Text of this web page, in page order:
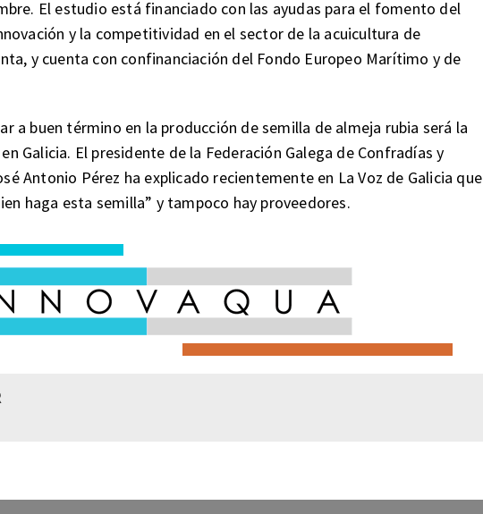
El estudio está financiado con las ayudas para el fomento del
y la competitividad en el sector de la acuicultura de
y cuenta con confinanciación del Fondo Europeo Marítimo y de
a buen término en la producción de semilla de almeja rubia será la
Galicia. El presidente de la Federación Galega de Confradías y
Antonio Pérez ha explicado recientemente en La Voz de Galicia que
haga esta semilla” y tampoco hay proveedores.